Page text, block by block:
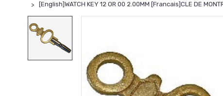
[English]WATCH KEY 12 OR 00 2.00MM [Francais]CLE DE